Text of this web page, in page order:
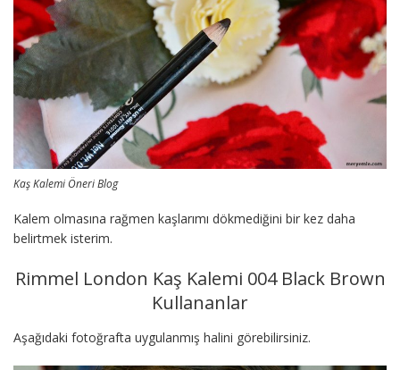
Kaş Kalemi Öneri Blog
Kalem olmasına rağmen kaşlarımı dökmediğini bir kez daha
belirtmek isterim.
Rimmel London Kaş Kalemi 004 Black Brown
Kullananlar
Aşağıdaki fotoğrafta uygulanmış halini görebilirsiniz.